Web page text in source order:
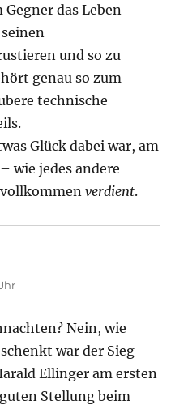
das Leben
und so zu
genau so zum
technische
Glück dabei war, am
wie jedes andere
vollkommenverdient.
Nein, wie
war der Sieg
Ellinger am ersten
Stellung beim